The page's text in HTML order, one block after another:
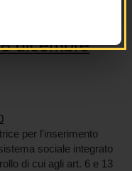
dicembre
per l'inserimento
sociale integrato
di cui agli art. 6 e 13